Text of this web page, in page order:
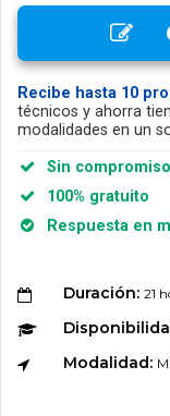
Recibe hasta 10
técnicos y ahorra
modalidades en un
Sin
100% gratuito
Respuesta en
Duración: 21
Modalidad: